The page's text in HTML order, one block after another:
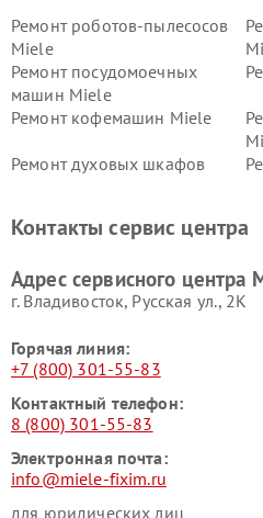
Ремонт роботов-пылесосов
Miele
Ремонт посудомоечных
машин Miele
Ремонт кофемашин Miele
Ремонт духовых шкафов
Miele
Miele
Контакты сервис центра
Адрес сервисного центра
г. Владивосток, Русская ул., 2К
Горячая линия:
+7 (800) 301-55-83
Контактный телефон:
8 (800) 301-55-83
Электронная почта:
info@miele-fixim.ru
для юридических лиц